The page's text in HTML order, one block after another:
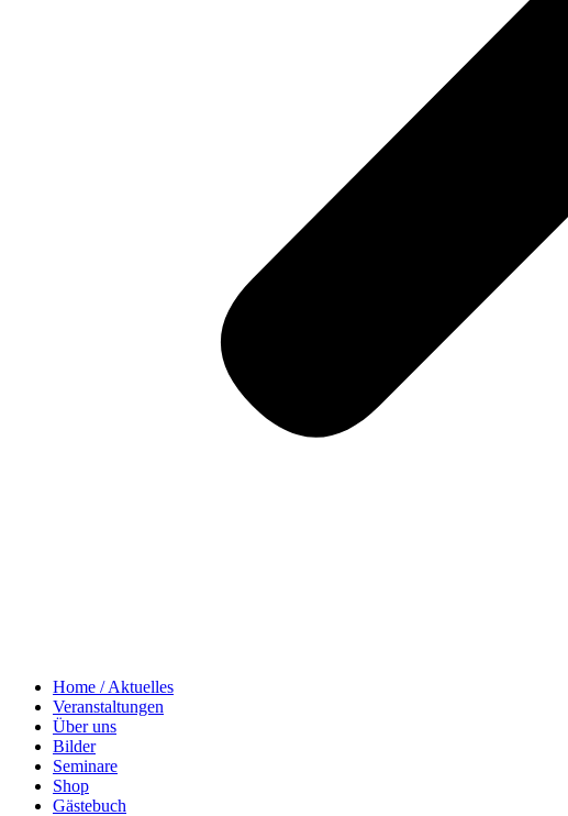
Home / Aktuelles
Veranstaltungen
Über uns
Bilder
Seminare
Shop
Gästebuch